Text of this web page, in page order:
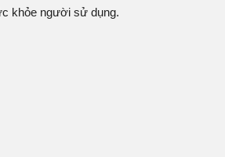
khỏe người sử dụng.